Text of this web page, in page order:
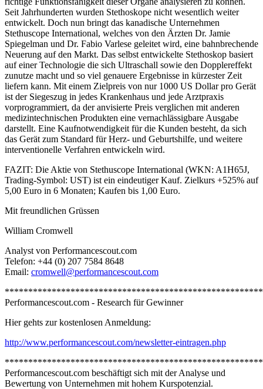
Seit Jahrhunderten wurden Stethoskope nicht wesentlich weiter
entwickelt. Doch nun bringt das kanadische Unternehmen
Stethuscope International, welches von den Ärzten Dr. Jamie
Spiegelman und Dr. Fabio Varlese geleitet wird, eine bahnbrechende
Neuerung auf den Markt. Das selbst entwickelte Stethoskop basiert
auf einer Technologie die sich Ultraschall sowie den Dopplereffekt
zunutze macht und so viel genauere Ergebnisse in kürzester Zeit
liefern kann. Mit einem Zielpreis von nur 1000 US Dollar pro Gerät
ist der Siegeszug in jedes Krankenhaus und jede Arztpraxis
vorprogrammiert, da der anvisierte Preis verglichen mit anderen
medizintechnischen Produkten eine vernachlässigbare Ausgabe
darstellt. Eine Kaufnotwendigkeit für die Kunden besteht, da sich
das Gerät zum Standard für Herz- und Geburtshilfe, und weitere
interventionelle Verfahren entwickeln wird.
FAZIT: Die Aktie von Stethuscope International (WKN: A1H65J,
Trading-Symbol: UST) ist ein eindeutiger Kauf. Zielkurs +525% auf
5,00 Euro in 6 Monaten; Kaufen bis 1,00 Euro.
Mit freundlichen Grüssen
William Cromwell
Analyst von Performancescout.com
Telefon: +44 (0) 207 7584 8648
Email: cromwell@performancescout.com
Performancescout.com - Research für Gewinner
Hier gehts zur kostenlosen Anmeldung:
http://www.performancescout.com/newsletter-eintragen.php
Performancescout.com beschäftigt sich mit der Analyse und
Bewertung von Unternehmen mit hohem Kurspotenzial.